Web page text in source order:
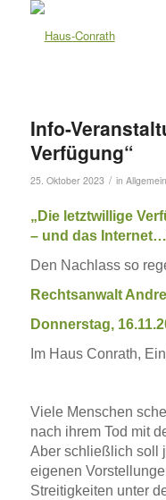
Info-
Verfügung“
25. Oktober 2023 / in Allgemein
„Die letztwillige
– und das
Den Nachlass so
Rechtsanwalt
Donnerstag,
Im Haus Conrath,
Viele Menschen
nach ihrem Tod mit
Aber schließlich soll
eigenen
Streitigkeiten unter